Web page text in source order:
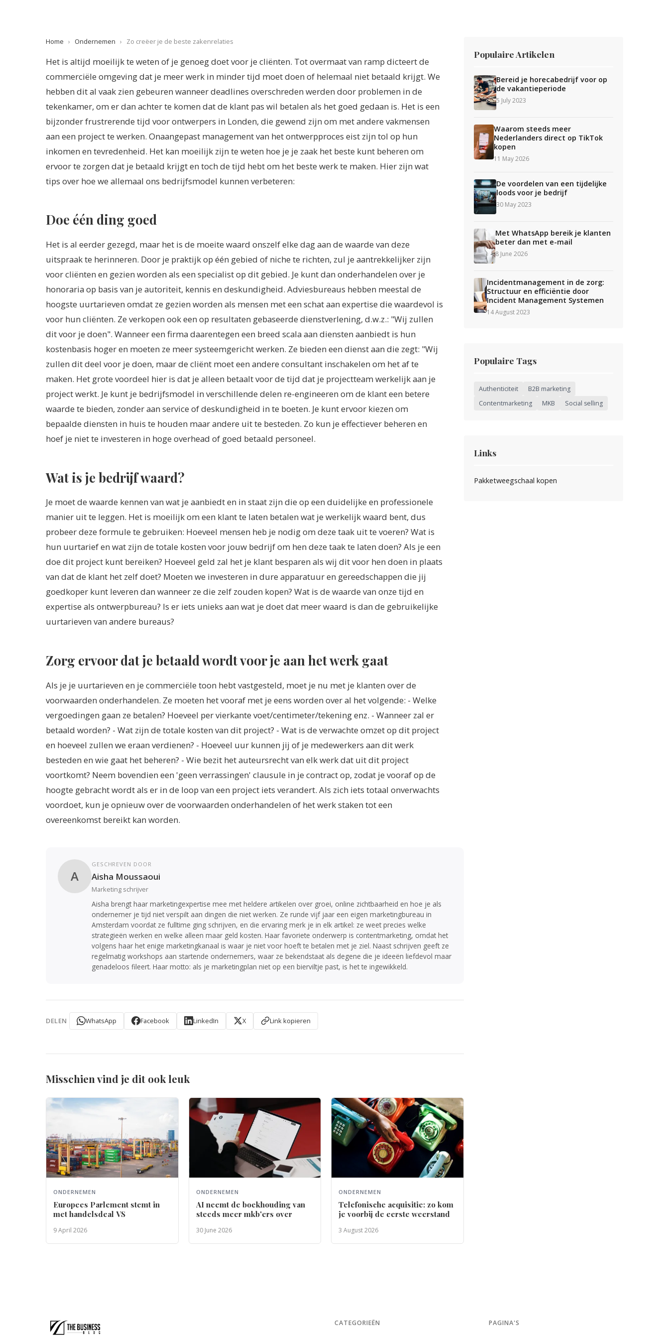
Home › Ondernemen › Zo creëer je de beste zakenrelaties
Het is altijd moeilijk te weten of je genoeg doet voor je cliënten. Tot overmaat van ramp dicteert de
commerciële omgeving dat je meer werk in minder tijd moet doen of helemaal niet betaald krijgt. We
hebben dit al vaak zien gebeuren wanneer deadlines overschreden werden door problemen in de
tekenkamer, om er dan achter te komen dat de klant pas wil betalen als het goed gedaan is. Het is een
bijzonder frustrerende tijd voor ontwerpers in Londen, die gewend zijn om met andere vakmensen
aan een project te werken. Onaangepast management van het ontwerpproces eist zijn tol op hun
inkomen en tevredenheid. Het kan moeilijk zijn te weten hoe je je zaak het beste kunt beheren om
ervoor te zorgen dat je betaald krijgt en toch de tijd hebt om het beste werk te maken. Hier zijn wat
tips over hoe we allemaal ons bedrijfsmodel kunnen verbeteren:
Doe één ding goed
Het is al eerder gezegd, maar het is de moeite waard onszelf elke dag aan de waarde van deze
uitspraak te herinneren. Door je praktijk op één gebied of niche te richten, zul je aantrekkelijker zijn
voor cliënten en gezien worden als een specialist op dit gebied. Je kunt dan onderhandelen over je
honoraria op basis van je autoriteit, kennis en deskundigheid. Adviesbureaus hebben meestal de
hoogste uurtarieven omdat ze gezien worden als mensen met een schat aan expertise die waardevol is
voor hun cliënten. Ze verkopen ook een op resultaten gebaseerde dienstverlening, d.w.z.: "Wij zullen
dit voor je doen". Wanneer een firma daarentegen een breed scala aan diensten aanbiedt is hun
kostenbasis hoger en moeten ze meer systeemgericht werken. Ze bieden een dienst aan die zegt: "Wij
zullen dit deel voor je doen, maar de cliënt moet een andere consultant inschakelen om het af te
maken. Het grote voordeel hier is dat je alleen betaalt voor de tijd dat je projectteam werkelijk aan je
project werkt. Je kunt je bedrijfsmodel in verschillende delen re-engineeren om de klant een betere
waarde te bieden, zonder aan service of deskundigheid in te boeten. Je kunt ervoor kiezen om
bepaalde diensten in huis te houden maar andere uit te besteden. Zo kun je effectiever beheren en
hoef je niet te investeren in hoge overhead of goed betaald personeel.
Wat is je bedrijf waard?
Je moet de waarde kennen van wat je aanbiedt en in staat zijn die op een duidelijke en professionele
manier uit te leggen. Het is moeilijk om een klant te laten betalen wat je werkelijk waard bent, dus
probeer deze formule te gebruiken: Hoeveel mensen heb je nodig om deze taak uit te voeren? Wat is
hun uurtarief en wat zijn de totale kosten voor jouw bedrijf om hen deze taak te laten doen? Als je een
doe dit project kunt bereiken? Hoeveel geld zal het je klant besparen als wij dit voor hen doen in plaats
van dat de klant het zelf doet? Moeten we investeren in dure apparatuur en gereedschappen die jij
goedkoper kunt leveren dan wanneer ze die zelf zouden kopen? Wat is de waarde van onze tijd en
expertise als ontwerpbureau? Is er iets unieks aan wat je doet dat meer waard is dan de gebruikelijke
uurtarieven van andere bureaus?
Zorg ervoor dat je betaald wordt voor je aan het werk gaat
Als je je uurtarieven en je commerciële toon hebt vastgesteld, moet je nu met je klanten over de
voorwaarden onderhandelen. Ze moeten het vooraf met je eens worden over al het volgende: - Welke
vergoedingen gaan ze betalen? Hoeveel per vierkante voet/centimeter/tekening enz. - Wanneer zal er
betaald worden? - Wat zijn de totale kosten van dit project? - Wat is de verwachte omzet op dit project
en hoeveel zullen we eraan verdienen? - Hoeveel uur kunnen jij of je medewerkers aan dit werk
besteden en wie gaat het beheren? - Wie bezit het auteursrecht van elk werk dat uit dit project
voortkomt? Neem bovendien een 'geen verrassingen' clausule in je contract op, zodat je vooraf op de
hoogte gebracht wordt als er in de loop van een project iets verandert. Als zich iets totaal onverwachts
voordoet, kun je opnieuw over de voorwaarden onderhandelen of het werk staken tot een
overeenkomst bereikt kan worden.
A
GESCHREVEN DOOR
Aisha Moussaoui
Marketing schrijver
Aisha brengt haar marketingexpertise mee met heldere artikelen over groei, online zichtbaarheid en hoe je als
ondernemer je tijd niet verspilt aan dingen die niet werken. Ze runde vijf jaar een eigen marketingbureau in
Amsterdam voordat ze fulltime ging schrijven, en die ervaring merk je in elk artikel: ze weet precies welke
strategieën werken en welke alleen maar geld kosten. Haar favoriete onderwerp is contentmarketing, omdat het
volgens haar het enige marketingkanaal is waar je niet voor hoeft te betalen met je ziel. Naast schrijven geeft ze
regelmatig workshops aan startende ondernemers, waar ze bekendstaat als degene die je ideeën liefdevol maar
genadeloos fileert. Haar motto: als je marketingplan niet op een bierviltje past, is het te ingewikkeld.
DELEN WhatsApp Facebook LinkedIn X Link kopieren
Misschien vind je dit ook leuk
ONDERNEMEN
Europees Parlement stemt in
met handelsdeal VS
9 April 2026
ONDERNEMEN
AI neemt de boekhouding van
steeds meer mkb'ers over
30 June 2026
ONDERNEMEN
Telefonische acquisitie: zo kom
je voorbij de eerste weerstand
3 August 2026
Populaire Artikelen
Bereid je horecabedrijf voor op
de vakantieperiode
5 July 2023
Waarom steeds meer
Nederlanders direct op TikTok
kopen
11 May 2026
De voordelen van een tijdelijke
loods voor je bedrijf
30 May 2023
Met WhatsApp bereik je klanten
beter dan met e-mail
8 June 2026
Incidentmanagement in de zorg:
Structuur en efficiëntie door
Incident Management Systemen
14 August 2023
Populaire Tags
Authenticiteit
B2B marketing
Contentmarketing
MKB Social selling
Links
Pakketweegschaal kopen
CATEGORIEËN PAGINA'S